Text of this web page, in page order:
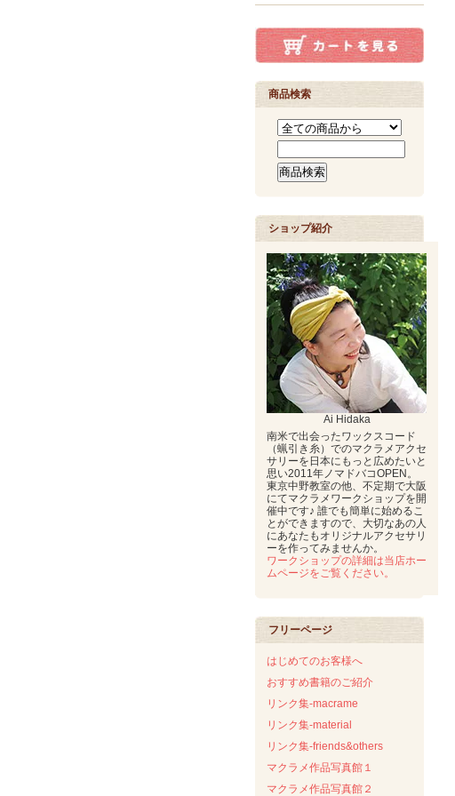
商品検索
ショップ紹介
Ai Hidaka
南米で出会ったワックスコード
（蝋引き糸）でのマクラメアクセ
サリーを日本にもっと広めたいと
思い2011年ノマドバコOPEN。
東京中野教室の他、不定期で大阪
にてマクラメワークショップを開
催中です♪ 誰でも簡単に始めるこ
とができますので、大切なあの人
にあなたもオリジナルアクセサリ
ーを作ってみませんか。
ワークショップの詳細は当店ホー
ムページをご覧ください。
フリーページ
はじめてのお客様へ
おすすめ書籍のご紹介
リンク集-macrame
リンク集-material
リンク集-friends&others
マクラメ作品写真館１
マクラメ作品写真館２